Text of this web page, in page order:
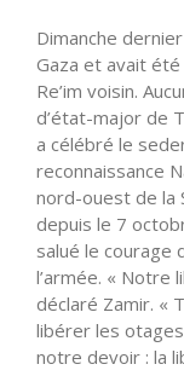
Dimanche
Gaza et avait
Re’im voisin.
d’état-major de
a célébré le
reconnaissance
nord-ouest de la
depuis le 7
salué le courage
l’armée. « Notre
déclaré Zamir. «
libérer les
notre devoir : la